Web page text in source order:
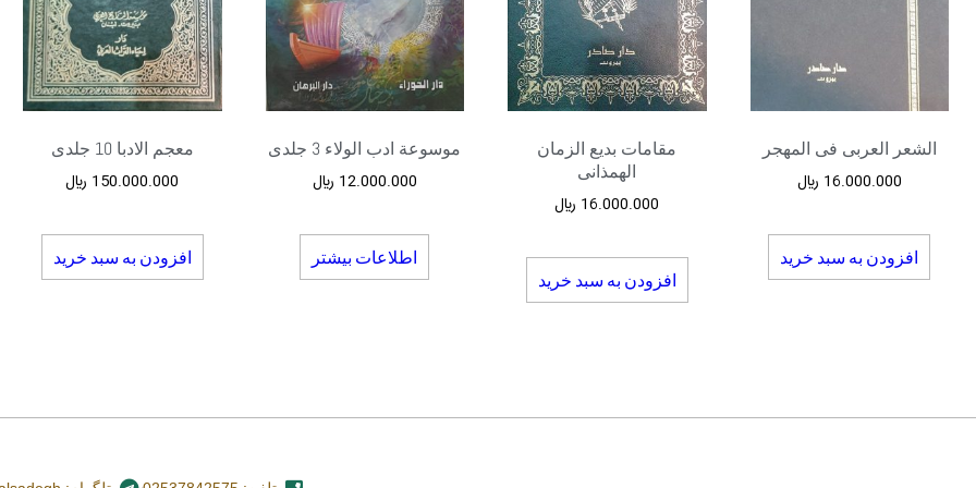
الشعر العربی فی المهجر
16.000.000 ﷼
افزودن به سبد خرید
مقامات بدیع الزمان
الهمذانی
16.000.000 ﷼
افزودن به سبد خرید
موسوعة ادب الولاء 3 جلدی
12.000.000 ﷼
اطلاعات بیشتر
معجم الادبا 10 جلدی
150.000.000 ﷼
افزودن به سبد خرید